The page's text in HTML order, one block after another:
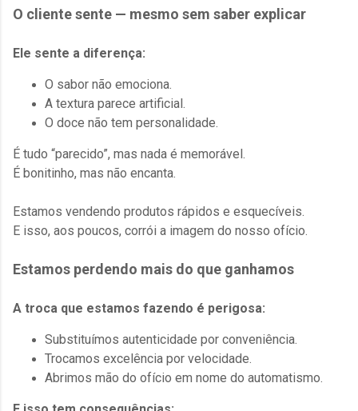
O cliente sente — mesmo sem saber explicar
Ele sente a diferença:
O sabor não emociona.
A textura parece artificial.
O doce não tem personalidade.
É tudo “parecido”, mas nada é memorável.
É bonitinho, mas não encanta.
Estamos vendendo produtos rápidos e esquecíveis.
E isso, aos poucos, corrói a imagem do nosso ofício.
Estamos perdendo mais do que ganhamos
A troca que estamos fazendo é perigosa:
Substituímos autenticidade por conveniência.
Trocamos excelência por velocidade.
Abrimos mão do ofício em nome do automatismo.